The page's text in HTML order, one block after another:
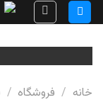
Skip
to
content
خانه / فروشگاه /